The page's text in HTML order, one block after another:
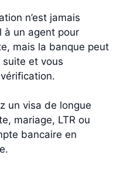
n’est jamais
à un agent pour
mais la banque peut
et vous
un visa de longue
mariage, LTR ou
bancaire en